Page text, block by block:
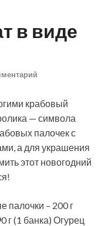
в виде
крабовый
— символа
палочек с
а для украшения
этот новогодний
палочки – 200 г
г (1 банка) Огурец